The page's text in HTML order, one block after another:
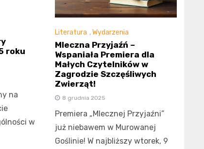
roku
na
w
Literatura ,Wydarzenia
Mleczna Przyjaźń –
Wspaniała Premiera dla
Małych Czytelników w
Zagrodzie Szczęśliwych
Zwierząt!
8 grudnia 2025
Premiera „Mlecznej Przyjaźni”
już niebawem w Murowanej
Goślinie! W najbliższy wtorek, 9